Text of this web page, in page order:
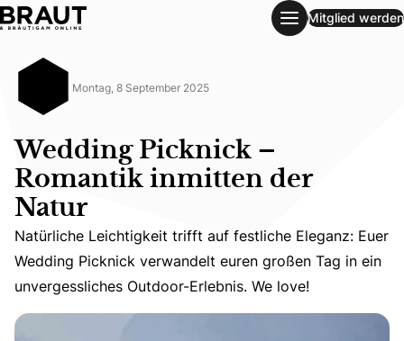
Wedding Picknick – Romantik inmitten der Natur
Mitglied werden
Montag, 8 September 2025
Wedding Picknick –
Romantik inmitten der
Natur
Natürliche Leichtigkeit trifft auf festliche Eleganz: Euer
Natürliche Leichtigkeit trifft auf festliche Eleganz: Euer
Wedding Picknick verwandelt euren großen Tag in ein
unvergessliches Outdoor-Erlebnis. We love!